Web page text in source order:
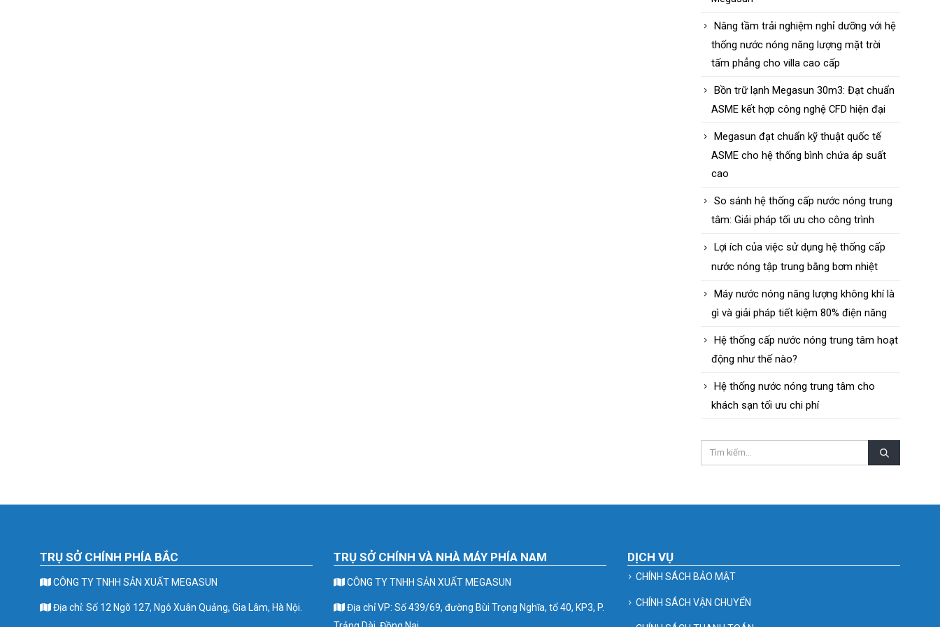
Nâng tầm trải nghiệm nghỉ dưỡng với hệ
thống nước nóng năng lượng mặt trời
tấm phẳng cho villa cao cấp
Bồn trữ lạnh Megasun 30m3: Đạt chuẩn
ASME kết hợp công nghệ CFD hiện đại
Megasun đạt chuẩn kỹ thuật quốc tế
ASME cho hệ thống bình chứa áp suất
cao
So sánh hệ thống cấp nước nóng trung
tâm: Giải pháp tối ưu cho công trình
Lợi ích của việc sử dụng hệ thống cấp
nước nóng tập trung bằng bơm nhiệt
Máy nước nóng năng lượng không khí là
gì và giải pháp tiết kiệm 80% điện năng
Hệ thống cấp nước nóng trung tâm hoạt
động như thế nào?
Hệ thống nước nóng trung tâm cho
khách sạn tối ưu chi phí
TRỤ SỞ CHÍNH PHÍA BẮC
CÔNG TY TNHH SẢN XUẤT MEGASUN
Địa chỉ: Số 12 Ngõ 127, Ngô Xuân Quảng, Gia Lâm, Hà Nội.
TRỤ SỞ CHÍNH VÀ NHÀ MÁY PHÍA NAM
CÔNG TY TNHH SẢN XUẤT MEGASUN
Địa chỉ VP: Số 439/69, đường Bùi Trọng Nghĩa, tổ 40, KP3, P.
DỊCH VỤ
CHÍNH SÁCH BẢO MẬT
CHÍNH SÁCH VẬN CHUYỂN